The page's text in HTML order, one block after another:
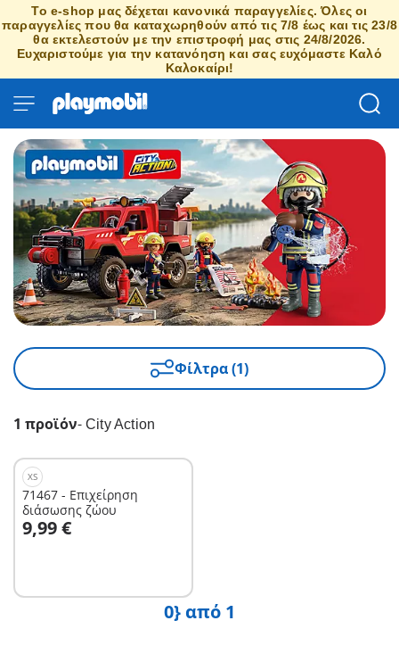
Το e-shop μας δέχεται κανονικά παραγγελίες. Όλες οι
παραγγελίες που θα καταχωρηθούν από τις 7/8 έως και τις 23/8
θα εκτελεστούν με την επιστροφή μας στις 24/8/2026.
Ευχαριστούμε για την κατανόηση και σας ευχόμαστε Καλό
Καλοκαίρι!
Φίλτρα (1)
1 προϊόν- City Action
XS
71467 - Επιχείρηση
διάσωσης ζώου
9,99 €
Στο καλάθι
0} από 1